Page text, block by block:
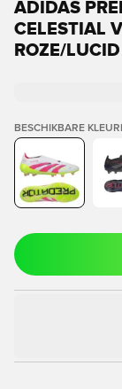
ADIDAS
CELESTIAL
ROZE/
BESCHIKBARE